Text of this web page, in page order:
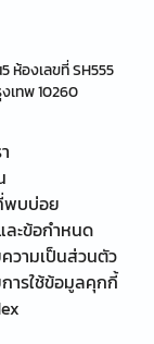
ห้องเลขที่ SH555
เทพ 10260
พบบ่อย
ละข้อกำหนด
วามเป็นส่วนตัว
ารใช้ข้อมูลคุกกี้